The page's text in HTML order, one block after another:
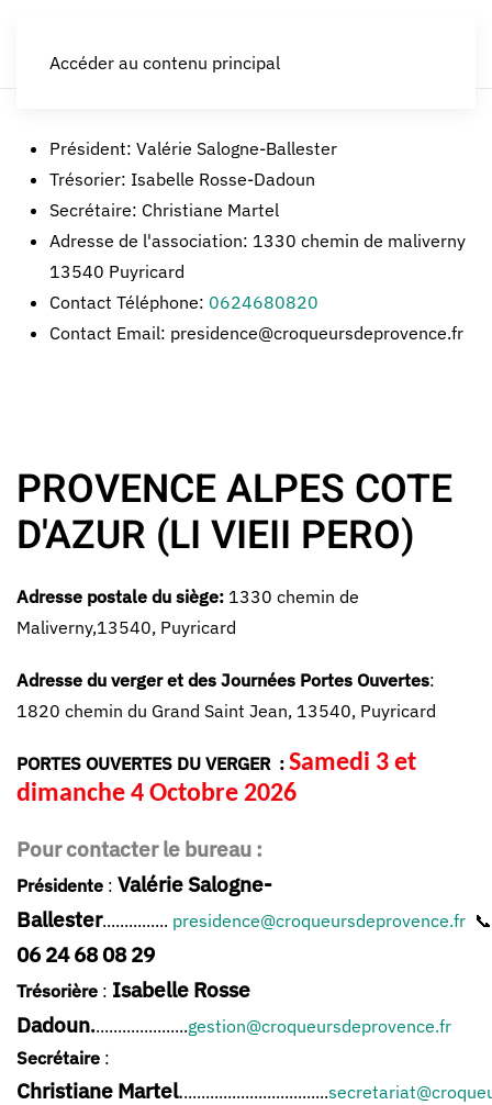
Accéder au contenu principal
Président: Valérie Salogne-Ballester
Trésorier: Isabelle Rosse-Dadoun
Secrétaire: Christiane Martel
Adresse de l'association: 1330 chemin de maliverny
13540 Puyricard
Contact Téléphone: 0624680820
Contact Email: presidence@croqueursdeprovence.fr
PROVENCE ALPES COTE
D'AZUR (LI VIEII PERO)
Adresse postale du siège: 1330 chemin de
Maliverny,13540, Puyricard
Adresse du verger et des Journées Portes Ouvertes:
1820 chemin du Grand Saint Jean, 13540, Puyricard
PORTES OUVERTES DU VERGER : Samedi 3 et
dimanche 4 Octobre 2026
Pour contacter le bureau :
Présidente : Valérie Salogne-
Ballester............... presidence@croqueursdeprovence.fr 📞
06 24 68 08 29
Trésorière : Isabelle Rosse
Dadoun......................gestion@croqueursdeprovence.fr
Secrétaire :
Christiane Martel..................................